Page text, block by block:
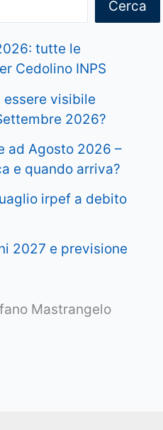
Cerca
tutte le
Cedolino INPS
essere visibile
2026?
ad Agosto 2026 –
e quando arriva?
irpef a debito
2027 e previsione
Mastrangelo